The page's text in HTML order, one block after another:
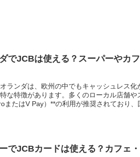
でJCBは使える？スーパーやカ
ランダは、欧州の中でもキャッシュレス
な特徴があります。多くのローカル店舗
またはV Pay）**の利用が推奨されており、
でJCBカードは使える？カフェ